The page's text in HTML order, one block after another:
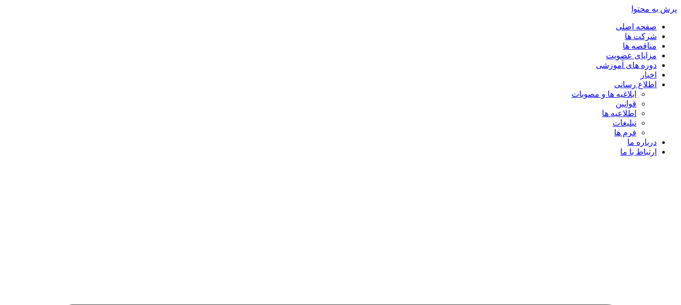
پرش به محتوا
صفحه اصلی
شرکت ها
مناقصه ها
مزایای عضویت
دوره های آموزشی
اخبار
اطلاع رسانی
ابلاغیه ها و مصوبات
قوانین
اطلاعیه ها
تبلیغات
فرم ها
درباره ما
ارتباط با ما